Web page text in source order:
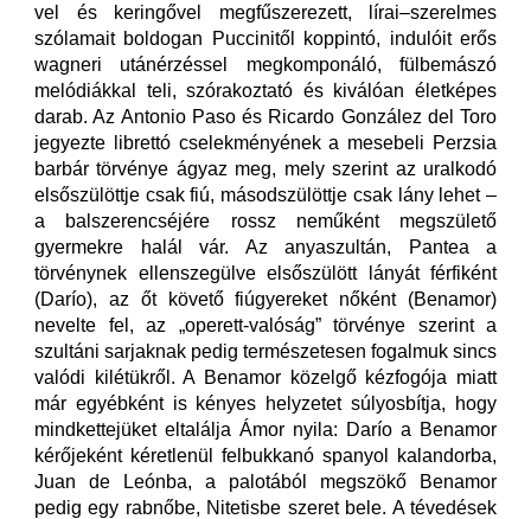
vel és keringővel megfűszerezett, lírai–szerelmes
szólamait boldogan Puccinitől koppintó, indulóit erős
wagneri utánérzéssel megkomponáló, fülbemászó
melódiákkal teli, szórakoztató és kiválóan életképes
darab. Az Antonio Paso és Ricardo González del Toro
jegyezte librettó cselekményének a mesebeli Perzsia
barbár törvénye ágyaz meg, mely szerint az uralkodó
elsőszülöttje csak fiú, másodszülöttje csak lány lehet –
a balszerencséjére rossz neműként megszülető
gyermekre halál vár. Az anyaszultán, Pantea a
törvénynek ellenszegülve elsőszülött lányát férfiként
(Darío), az őt követő fiúgyereket nőként (Benamor)
nevelte fel, az „operett-valóság” törvénye szerint a
szultáni sarjaknak pedig természetesen fogalmuk sincs
valódi kilétükről. A Benamor közelgő kézfogója miatt
már egyébként is kényes helyzetet súlyosbítja, hogy
mindkettejüket eltalálja Ámor nyila: Darío a Benamor
kérőjeként kéretlenül felbukkanó spanyol kalandorba,
Juan de Leónba, a palotából megszökő Benamor
pedig egy rabnőbe, Nitetisbe szeret bele. A tévedések